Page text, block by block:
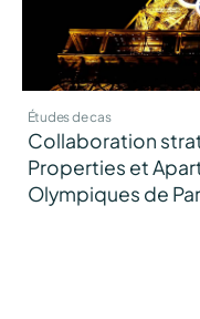
Études de cas
Collaboration
Properties et
Olympiques de